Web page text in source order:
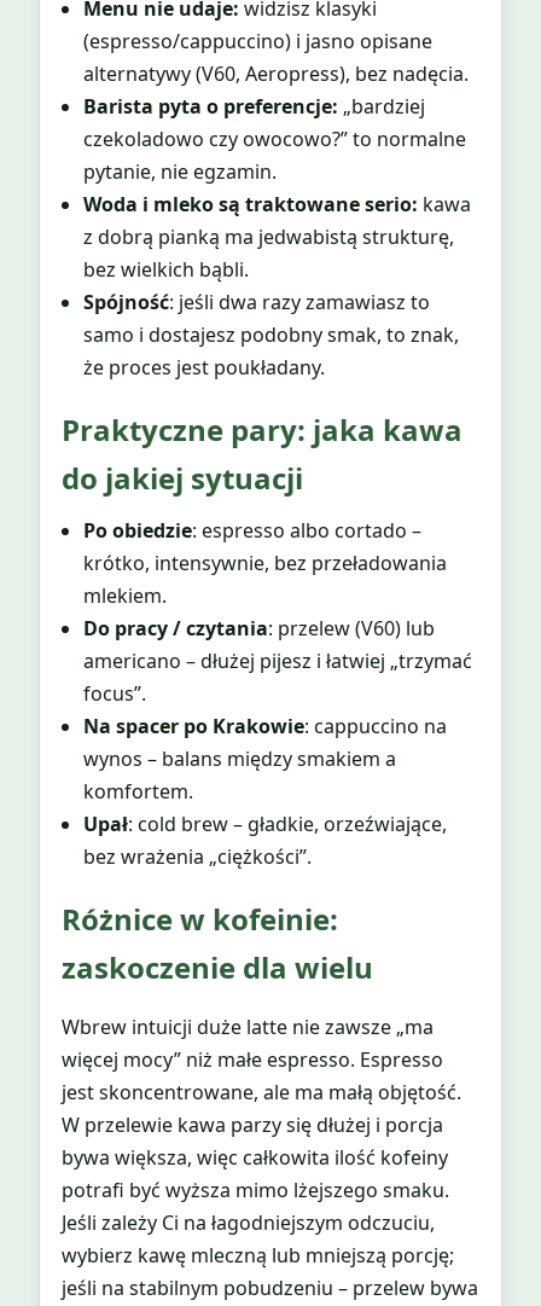
Menu nie udaje: widzisz klasyki
(espresso/cappuccino) i jasno opisane
alternatywy (V60, Aeropress), bez nadęcia.
Barista pyta o preferencje: „bardziej
czekoladowo czy owocowo?” to normalne
pytanie, nie egzamin.
Woda i mleko są traktowane serio: kawa
z dobrą pianką ma jedwabistą strukturę,
bez wielkich bąbli.
Spójność: jeśli dwa razy zamawiasz to
samo i dostajesz podobny smak, to znak,
że proces jest poukładany.
Praktyczne pary: jaka kawa
do jakiej sytuacji
Po obiedzie: espresso albo cortado –
krótko, intensywnie, bez przeładowania
mlekiem.
Do pracy / czytania: przelew (V60) lub
americano – dłużej pijesz i łatwiej „trzymać
focus”.
Na spacer po Krakowie: cappuccino na
wynos – balans między smakiem a
komfortem.
Upał: cold brew – gładkie, orzeźwiające,
bez wrażenia „ciężkości”.
Różnice w kofeinie:
zaskoczenie dla wielu
Wbrew intuicji duże latte nie zawsze „ma
więcej mocy” niż małe espresso. Espresso
jest skoncentrowane, ale ma małą objętość.
W przelewie kawa parzy się dłużej i porcja
bywa większa, więc całkowita ilość kofeiny
potrafi być wyższa mimo lżejszego smaku.
Jeśli zależy Ci na łagodniejszym odczuciu,
wybierz kawę mleczną lub mniejszą porcję;
jeśli na stabilnym pobudzeniu – przelew bywa